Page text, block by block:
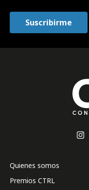
Quienes somos
Premios CTRL